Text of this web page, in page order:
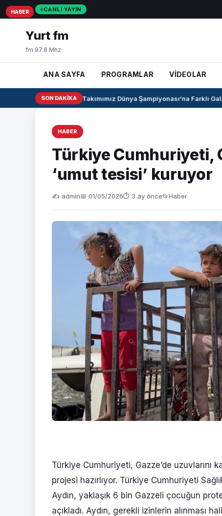
CANLI YAYIN
Yurt fm
fm 97.8 Mhz
ANA SAYFA PROGRAMLAR VİDEOLAR
SON DAKIKA
U17 Kız Milli Takımımız Dünya Şampiyonası’na Farklı
HABER
Türkiye Cumhuriyeti,
‘umut tesisi’ kuruyor
✍️ admin📅 01/05/2026⏱ 3 ay önce📂Haber
Türkiye Cumhuriyeti, Gazze’de uzuvlarını
projesi hazırlıyor. Türkiye Cumhuriyeti
Aydın, yaklaşık 6 bin Gazzeli çocuğun
açıkladı. Aydın, gerekli izinlerin alınması
HABER
HABER
HABER